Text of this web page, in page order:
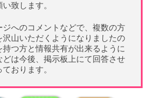
致します。
へのコメントなどで、複数の方
山いただくようになりましたの
つ方と情報共有が出来るように
は今後、掲示板上にて回答させ
おります。